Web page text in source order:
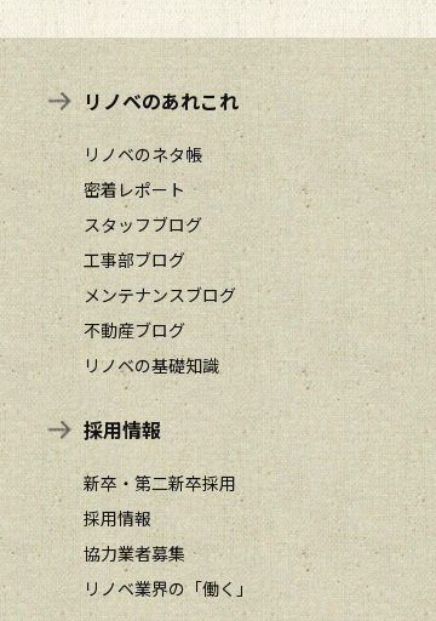
リノベのあれこれ
リノベのネタ帳
密着レポート
スタッフブログ
工事部ブログ
メンテナンスブログ
不動産ブログ
リノベの基礎知識
採用情報
新卒・第二新卒採用
採用情報
協力業者募集
リノベ業界の「働く」